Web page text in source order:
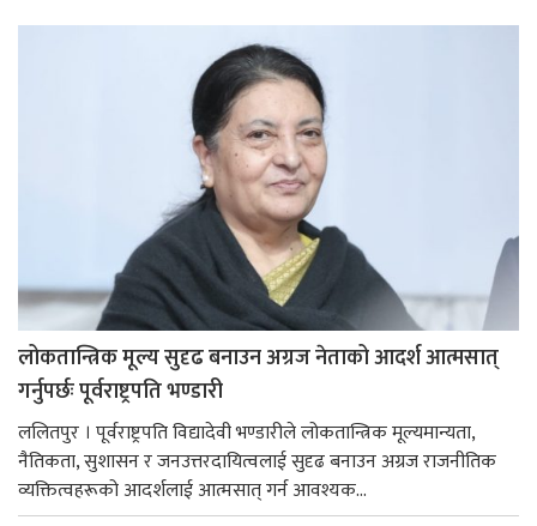
लोकतान्त्रिक मूल्य सुदृढ बनाउन अग्रज नेताको आदर्श आत्मसात्
गर्नुपर्छः पूर्वराष्ट्रपति भण्डारी
ललितपुर । पूर्वराष्ट्रपति विद्यादेवी भण्डारीले लोकतान्त्रिक मूल्यमान्यता,
नैतिकता, सुशासन र जनउत्तरदायित्वलाई सुदृढ बनाउन अग्रज राजनीतिक
व्यक्तित्वहरूको आदर्शलाई आत्मसात् गर्न आवश्यक...